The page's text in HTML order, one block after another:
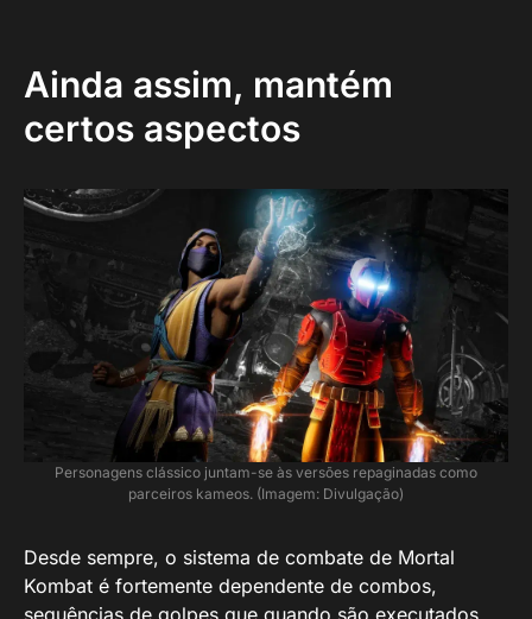
Ainda assim, mantém
certos aspectos
Personagens clássico juntam-se às versões repaginadas como
parceiros kameos. (Imagem: Divulgação)
Desde sempre, o sistema de combate de Mortal
Kombat é fortemente dependente de combos,
sequências de golpes que quando são executados